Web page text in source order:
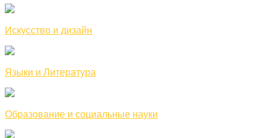
Искусство и дизайн
Языки и Литература
Образование и социальные науки